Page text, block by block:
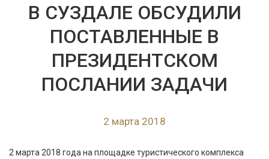
В СУЗДАЛЕ ОБСУДИЛИ
ПОСТАВЛЕННЫЕ В
ПРЕЗИДЕНТСКОМ
ПОСЛАНИИ ЗАДАЧИ
2 марта 2018
2 марта 2018 года на площадке туристического комплекса